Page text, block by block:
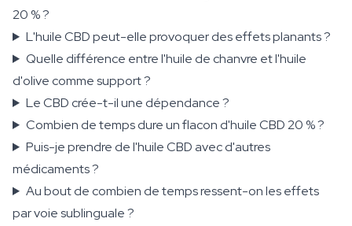
20 % ?
L'huile CBD peut-elle provoquer des effets planants ?
Quelle différence entre l'huile de chanvre et l'huile
d'olive comme support ?
Le CBD crée-t-il une dépendance ?
Combien de temps dure un flacon d'huile CBD 20 % ?
Puis-je prendre de l'huile CBD avec d'autres
médicaments ?
Au bout de combien de temps ressent-on les effets
par voie sublinguale ?